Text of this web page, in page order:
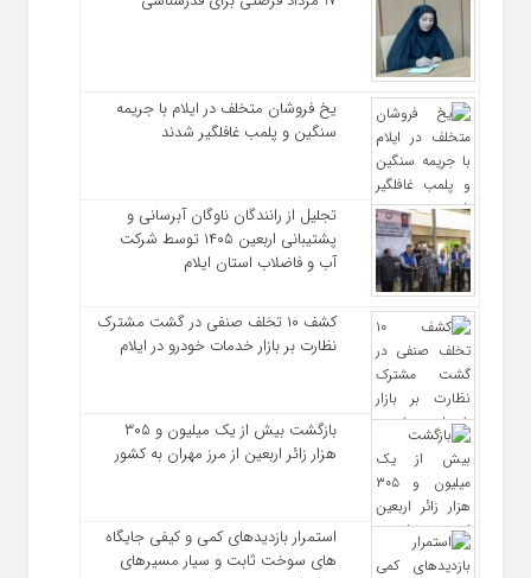
یخ‌ فروشان متخلف در ایلام با جریمه
سنگین و پلمب غافلگیر شدند
تجلیل از رانندگان ناوگان آبرسانی و
پشتیبانی اربعین ۱۴۰۵ توسط شرکت
آب و فاضلاب استان ایلام
کشف ۱۰ تخلف صنفی در گشت مشترک
نظارت بر بازار خدمات خودرو در ایلام
بازگشت بیش از یک میلیون و ۳۰۵
هزار زائر اربعین از مرز مهران به کشور
استمرار بازدیدهای کمی و کیفی جایگاه‌
های سوخت ثابت و سیار مسیرهای